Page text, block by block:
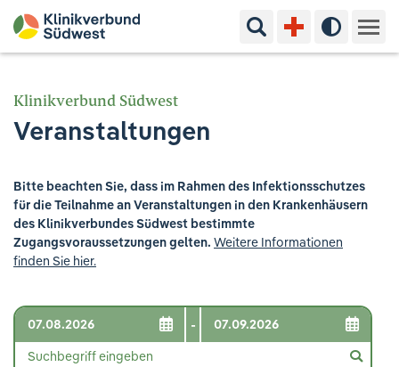
Suchbegriff eingeben
Hoher
Ihr Aufenthalt
Ausbildung & Studium
Jobs & Karriere
Der Klinikverbund Südwest
Klinikverbund Südwest
Veranstaltungen
Bitte beachten Sie, dass im Rahmen des Infektionsschutzes
für die Teilnahme an Veranstaltungen in den Krankenhäusern
des Klinikverbundes Südwest bestimmte
Zugangsvoraussetzungen gelten. Weitere Informationen
finden Sie hier.
-